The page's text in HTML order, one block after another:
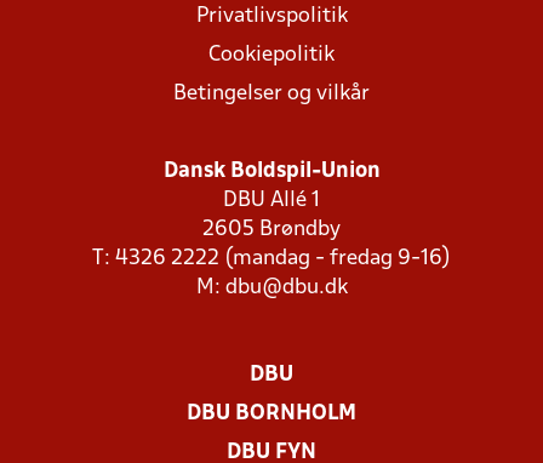
Privatlivspolitik
Cookiepolitik
Betingelser og vilkår
Dansk Boldspil-Union
DBU Allé 1
2605 Brøndby
T: 4326 2222 (mandag - fredag 9-16)
M: dbu@dbu.dk
DBU
DBU BORNHOLM
DBU FYN